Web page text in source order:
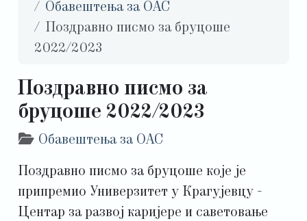
Обавештења за ОАС
Поздравно писмо за бруцоше
2022/2023
Поздравно писмо за
бруцоше 2022/2023
Детаљи
Обавештења за ОАС
Поздравно писмо за бруцоше које је
припремио Универзитет у Крагујевцу -
Центар за развој каријере и саветовање